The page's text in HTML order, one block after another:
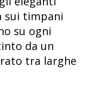
sui timpani
su ogni
da un
tra larghe